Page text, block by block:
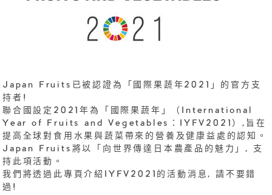
Japan Fruits已被認證為「國際果蔬年2021」的官方支
持者!
聯合國設定2021年為「國際果蔬年」（International
Year of Fruits and Vegetables：IYFV2021）,旨在
提高全球對食用水果與蔬菜帶來的營養及健康益處的認知。
Japan Fruits將以「向世界傳達日本農產品的魅力」, 支
持此項活動。
我們將透過此專頁介紹IYFV2021的活動消息, 請不要錯
過!